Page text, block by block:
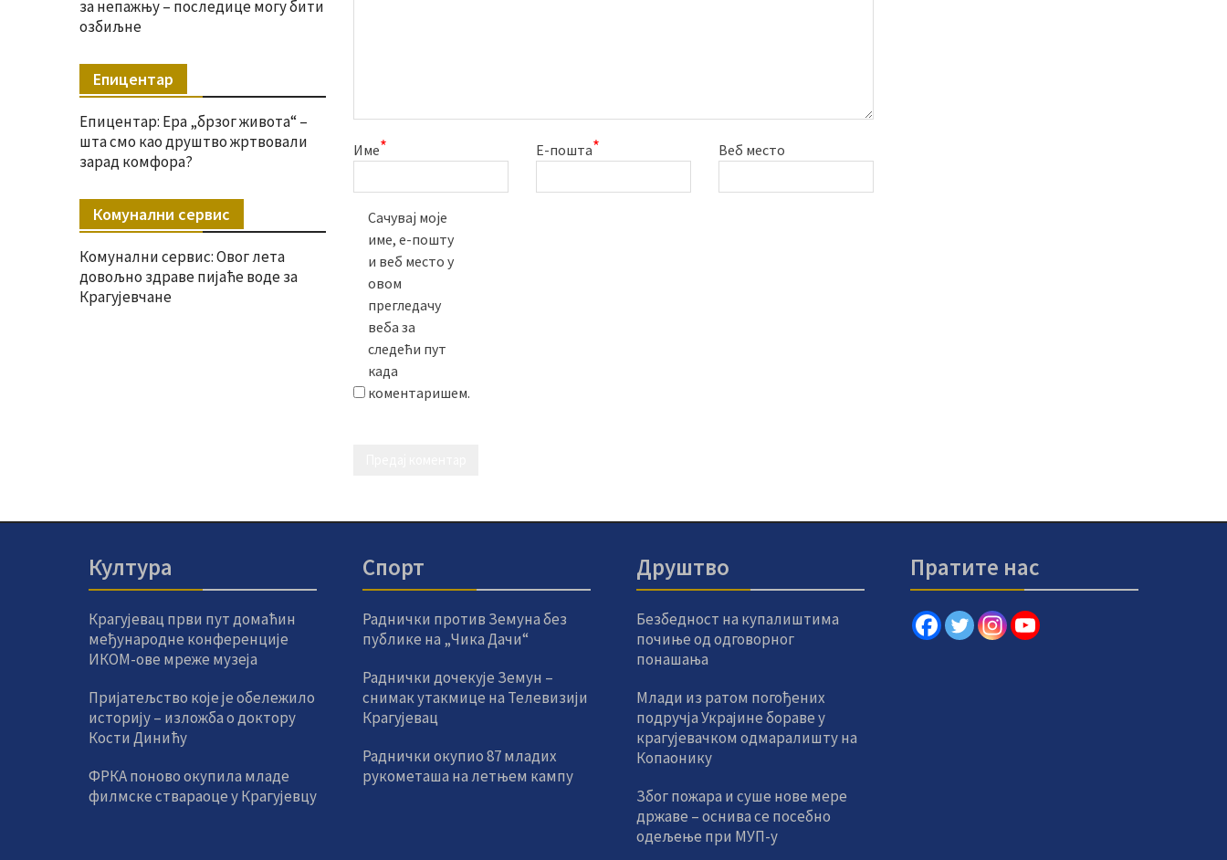
Име* Е-пошта* Веб место
Сачувај моје
име, е-пошту
и веб место у
овом
прегледачу
веба за
следећи пут
када
коментаришем.
за непажњу – последице могу бити
озбиљне
Епицентар
Епицентар: Ера „брзог живота“ –
шта смо као друштво жртвовали
зарад комфора?
Комунални сервис
Комунални сервис: Овог лета
довољно здраве пијаће воде за
Крагујевчане
Култура
Крагујевац први пут домаћин
међународне конференције
ИКОМ-ове мреже музеја
Пријатељство које је обележило
историју – изложба о доктору
Кости Динићу
ФРКА поново окупила младе
филмске ствараоце у Крагујевцу
Спорт
Раднички против Земуна без
публике на „Чика Дачи“
Раднички дочекује Земун –
снимак утакмице на Телевизији
Крагујевац
Раднички окупио 87 младих
рукометаша на летњем кампу
Друштво
Безбедност на купалиштима
почиње од одговорног
понашања
Млади из ратом погођених
подручја Украјине бораве у
крагујевачком одмаралишту на
Копаонику
Због пожара и суше нове мере
државе – оснива се посебно
одељење при МУП-у
Пратите нас